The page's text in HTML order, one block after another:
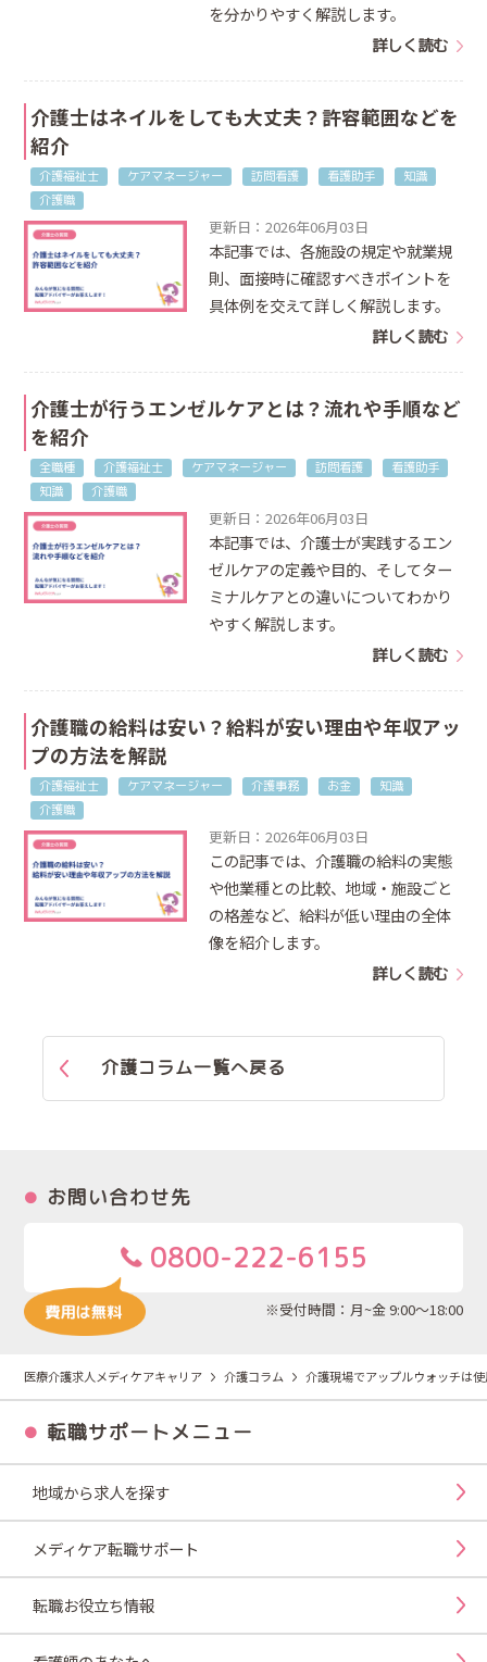
を分かりやすく解説します。
詳しく読む
介護士はネイルをしても大丈夫？許容範囲などを
紹介
介護福祉士 ケアマネージャー 訪問看護 看護助手
知識
介護職
更新日：2026年06月03日
本記事では、各施設の規定や就業規
則、面接時に確認すべきポイントを
具体例を交えて詳しく解説します。
詳しく読む
介護士が行うエンゼルケアとは？流れや手順など
を紹介
全職種 介護福祉士 ケアマネージャー 訪問看護
看護助手
知識
介護職
更新日：2026年06月03日
本記事では、介護士が実践するエン
ゼルケアの定義や目的、そしてター
ミナルケアとの違いについてわかり
やすく解説します。
詳しく読む
介護職の給料は安い？給料が安い理由や年収アッ
プの方法を解説
介護福祉士 ケアマネージャー 介護事務 お金
知識
介護職
更新日：2026年06月03日
この記事では、介護職の給料の実態
や他業種との比較、地域・施設ごと
の格差など、給料が低い理由の全体
像を紹介します。
詳しく読む
介護コラム一覧へ戻る
お問い合わせ先
0800-222-6155
※受付時間：月~金 9:00～18:00
医療介護求人メディケアキャリア 介護コラム 介護現場でアップルウォッチは
転職サポートメニュー
地域から求人を探す
メディケア転職サポート
転職お役立ち情報